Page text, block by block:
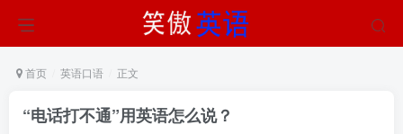
首页 英语口语 正文
“电话打不通”用英语怎么说？